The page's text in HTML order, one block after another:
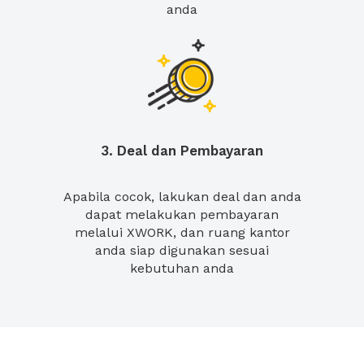
anda
3. Deal dan Pembayaran
Apabila cocok, lakukan deal dan anda
dapat melakukan pembayaran
melalui XWORK, dan ruang kantor
anda siap digunakan sesuai
kebutuhan anda